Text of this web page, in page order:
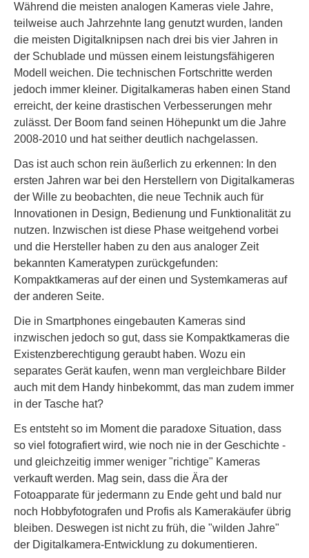
Während die meisten analogen Kameras viele Jahre,
teilweise auch Jahrzehnte lang genutzt wurden, landen
die meisten Digitalknipsen nach drei bis vier Jahren in
der Schublade und müssen einem leistungsfähigeren
Modell weichen. Die technischen Fortschritte werden
jedoch immer kleiner. Digitalkameras haben einen Stand
erreicht, der keine drastischen Verbesserungen mehr
zulässt. Der Boom fand seinen Höhepunkt um die Jahre
2008-2010 und hat seither deutlich nachgelassen.
Das ist auch schon rein äußerlich zu erkennen: In den
ersten Jahren war bei den Herstellern von Digitalkameras
der Wille zu beobachten, die neue Technik auch für
Innovationen in Design, Bedienung und Funktionalität zu
nutzen. Inzwischen ist diese Phase weitgehend vorbei
und die Hersteller haben zu den aus analoger Zeit
bekannten Kameratypen zurückgefunden:
Kompaktkameras auf der einen und Systemkameras auf
der anderen Seite.
Die in Smartphones eingebauten Kameras sind
inzwischen jedoch so gut, dass sie Kompaktkameras die
Existenzberechtigung geraubt haben. Wozu ein
separates Gerät kaufen, wenn man vergleichbare Bilder
auch mit dem Handy hinbekommt, das man zudem immer
in der Tasche hat?
Es entsteht so im Moment die paradoxe Situation, dass
so viel fotografiert wird, wie noch nie in der Geschichte -
und gleichzeitig immer weniger "richtige" Kameras
verkauft werden. Mag sein, dass die Ära der
Fotoapparate für jedermann zu Ende geht und bald nur
noch Hobbyfotografen und Profis als Kamerakäufer übrig
bleiben. Deswegen ist nicht zu früh, die "wilden Jahre"
der Digitalkamera-Entwicklung zu dokumentieren.